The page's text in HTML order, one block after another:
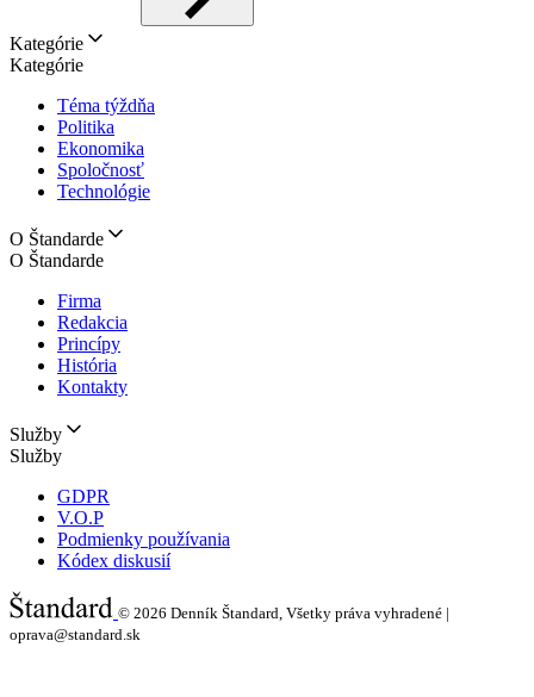
Kategórie
Kategórie
Téma týždňa
Politika
Ekonomika
Spoločnosť
Technológie
O Štandarde
O Štandarde
Firma
Redakcia
Princípy
História
Kontakty
Služby
Služby
GDPR
V.O.P
Podmienky používania
Kódex diskusií
© 2026 Denník Štandard, Všetky práva vyhradené |
oprava@standard.sk